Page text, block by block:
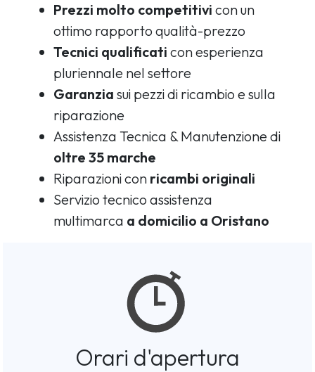
Prezzi molto competitivi con un
ottimo rapporto qualità-prezzo
Tecnici qualificati con esperienza
pluriennale nel settore
Garanzia sui pezzi di ricambio e sulla
riparazione
Assistenza Tecnica & Manutenzione di
oltre 35 marche
Riparazioni con ricambi originali
Servizio tecnico assistenza
multimarca a domicilio a Oristano
Orari d'apertura